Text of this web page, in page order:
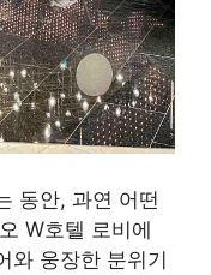
동안, 과연 어떤
W호텔 로비에
와 웅장한 분위기